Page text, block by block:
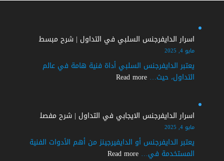
اسرار الدايفرجنس السلبي في التداول | شرح مبسط
مايو 4, 2025
يعتبر الدايفرجنس السلبي أداة فنية هامة في عالم
التداول، حيث… Read more
:
السلبي
في
|
شرح
اسرار الدايفرجنس الايجابي في التداول | شرح مفصل
مايو 4, 2025
يعتبر الدايفرجنس أو الدايفيرجينز من أهم الأدوات الفنية
المستخدمة في… Read more
: